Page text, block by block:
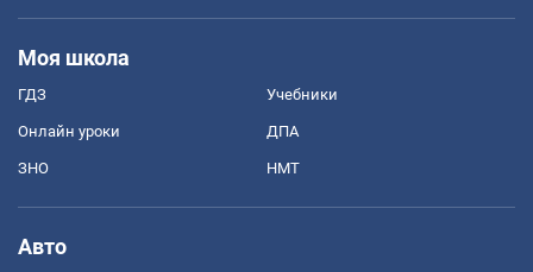
Моя школа
ГДЗ Учебники
Онлайн уроки ДПА
ЗНО НМТ
Авто